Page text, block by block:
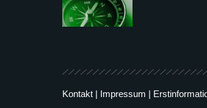
Kontakt Impressum